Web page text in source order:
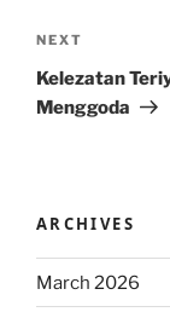
Next
Post
NEXT
Kelezatan
Menggoda
ARCHIVES
March 2026